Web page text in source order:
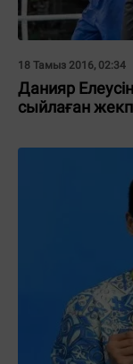
18 Тамыз 2016, 02:34
Данияр
сыйлаған